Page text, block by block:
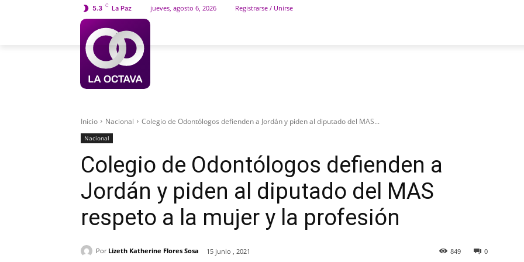
5.3 C La Paz jueves, agosto 6, 2026 Registrarse / Unirse
Inicio Nacional Colegio de Odontólogos defienden a Jordán y piden al diputado del MAS...
Nacional
Colegio de Odontólogos defienden a
Jordán y piden al diputado del MAS
respeto a la mujer y la profesión
Por Lizeth Katherine Flores Sosa 15 junio , 2021 0
849